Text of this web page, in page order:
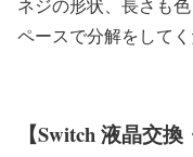
ネジの形状、長さも
ペースで分解をしてく
【Switch 液晶交換